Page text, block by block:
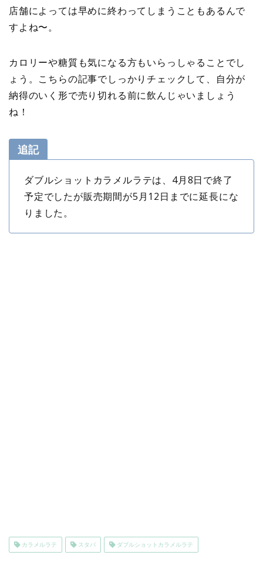
店舗によっては早めに終わってしまうこともあるんで
すよね〜。
カロリーや糖質も気になる方もいらっしゃることでし
ょう。こちらの記事でしっかりチェックして、自分が
納得のいく形で売り切れる前に飲んじゃいましょう
ね！
追記
ダブルショットカラメルラテは、4月8日で終了
予定でしたが販売期間が5月12日までに延長にな
りました。
カラメルラテ スタバ ダブルショットカラメルラテ